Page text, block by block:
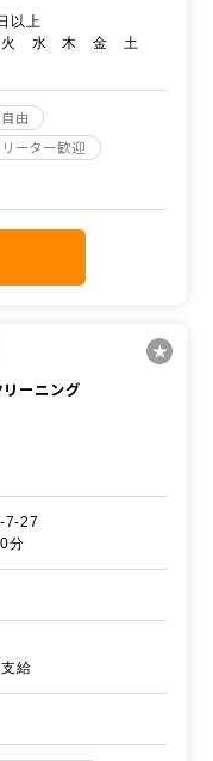
以上
火 水 木 金 土
由
ーター歓迎
ーニング
7-27
分
給